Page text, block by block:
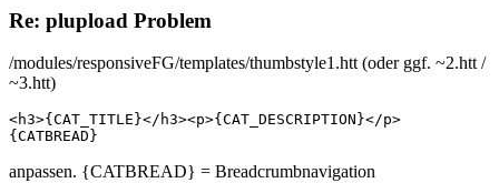
Re: plupload Problem
/modules/responsiveFG/templates/thumbstyle1.htt (oder ggf. ~2.htt /
~3.htt)
<h3>{CAT_TITLE}</h3><p>{CAT_DESCRIPTION}</p>
{CATBREAD}
anpassen. {CATBREAD} = Breadcrumbnavigation